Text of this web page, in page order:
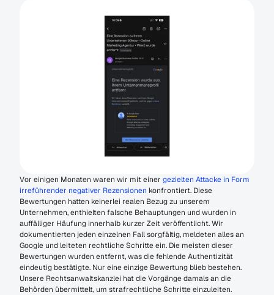
Vor einigen Monaten waren wir mit einer gezielten Attacke in Form
irreführender negativer Rezensionen konfrontiert. Diese
Bewertungen hatten keinerlei realen Bezug zu unserem
Unternehmen, enthielten falsche Behauptungen und wurden in
auffälliger Häufung innerhalb kurzer Zeit veröffentlicht. Wir
dokumentierten jeden einzelnen Fall sorgfältig, meldeten alles an
Google und leiteten rechtliche Schritte ein. Die meisten dieser
Bewertungen wurden entfernt, was die fehlende Authentizität
eindeutig bestätigte. Nur eine einzige Bewertung blieb bestehen.
Unsere Rechtsanwaltskanzlei hat die Vorgänge damals an die
Behörden übermittelt, um strafrechtliche Schritte einzuleiten.